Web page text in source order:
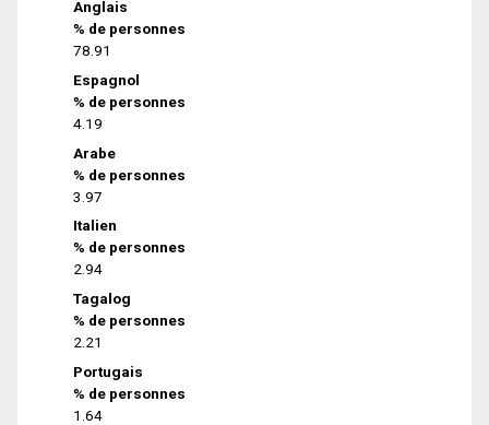
Anglais
% de personnes
78.91
Espagnol
% de personnes
4.19
Arabe
% de personnes
3.97
Italien
% de personnes
2.94
Tagalog
% de personnes
2.21
Portugais
% de personnes
1.64